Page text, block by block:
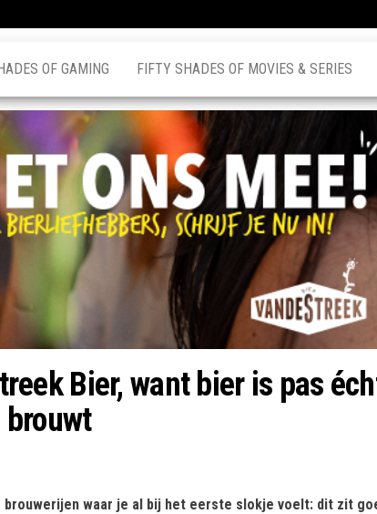
OF GAMING FIFTY SHADES OF MOVIES & SERIES
Bier, want bier is pas
brouwt
brouwerijen waar je al bij het eerste slokje voelt: dit zit